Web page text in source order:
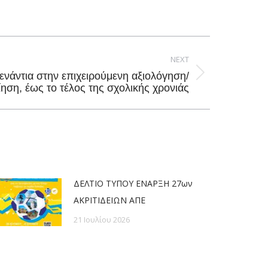
NEXT
στην επιχειρούμενη αξιολόγηση/
έως το τέλος της σχολικής χρονιάς
ΔΕΛΤΙΟ ΤΥΠΟΥ ΕΝΑΡΞΗ 27ων
ΑΚΡΙΤΙΔΕΙΩΝ ΑΠΕ
21 Ιουλίου 2026